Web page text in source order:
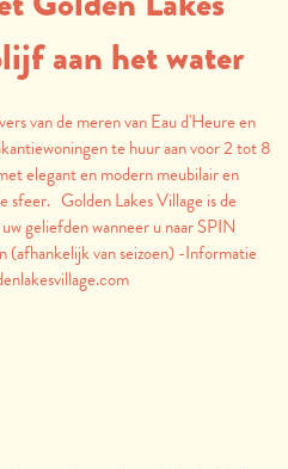
aan het water
van de meren van Eau d'Heure en
te huur aan voor 2 tot 8
elegant en modern meubilair en
sfeer. Golden Lakes Village is de
geliefden wanneer u naar SPIN
van seizoen) -Informatie